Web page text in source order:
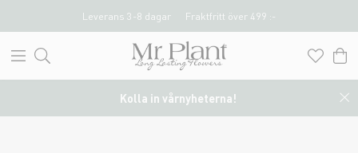
Leverans 3-8 dagar Fraktfritt över 499 :-
Kolla in vårnyheterna!